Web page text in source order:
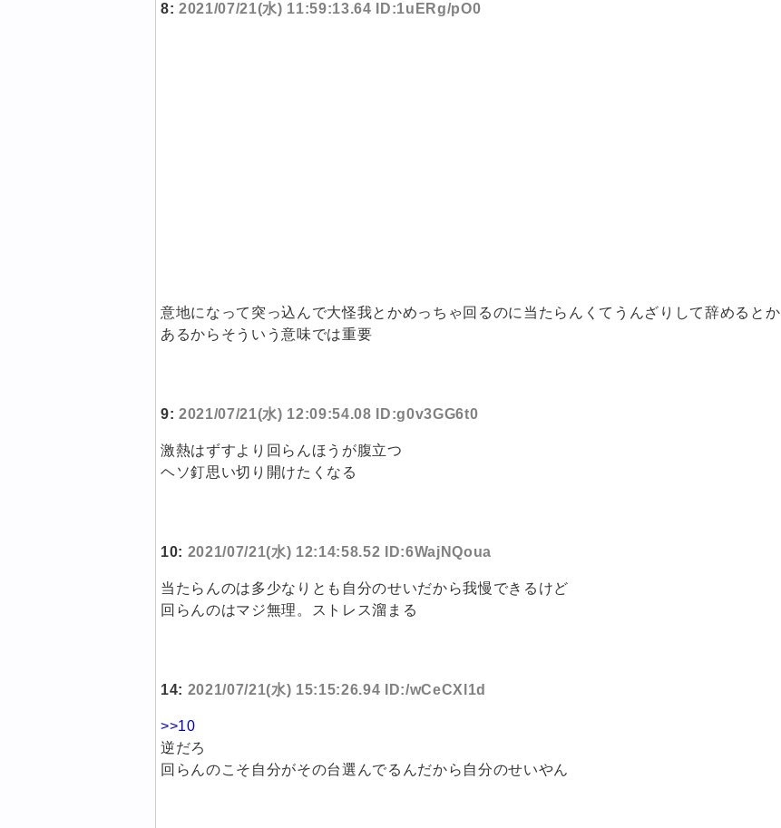
8: 2021/07/21(水) 11:59:13.64 ID:1uERg/pO0
意地になって突っ込んで大怪我とかめっちゃ回るのに当たらんくてうんざりして辞めるとか
あるからそういう意味では重要
9: 2021/07/21(水) 12:09:54.08 ID:g0v3GG6t0
激熱はずすより回らんほうが腹立つ
ヘソ釘思い切り開けたくなる
10: 2021/07/21(水) 12:14:58.52 ID:6WajNQoua
当たらんのは多少なりとも自分のせいだから我慢できるけど
回らんのはマジ無理。ストレス溜まる
14: 2021/07/21(水) 15:15:26.94 ID:/wCeCXl1d
>>10
逆だろ
回らんのこそ自分がその台選んでるんだから自分のせいやん